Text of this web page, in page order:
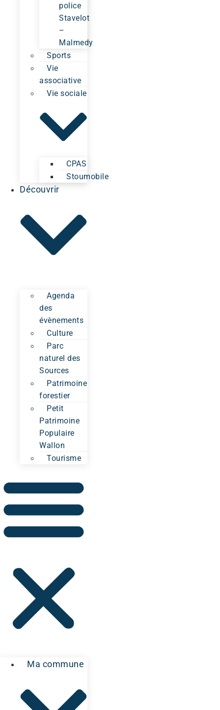
police
Stavelot
–
Malmedy
Sports
Vie
associative
Vie sociale
CPAS
Stoumobile
Découvrir
Agenda
des
évènements
Culture
Parc
naturel des
Sources
Patrimoine
forestier
Petit
Patrimoine
Populaire
Wallon
Tourisme
Ma commune